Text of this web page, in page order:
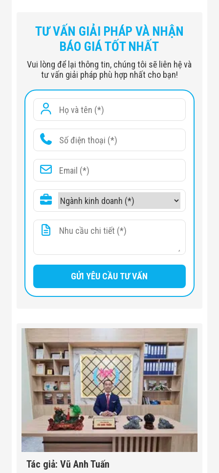
TƯ VẤN GIẢI PHÁP VÀ NHẬN
BÁO GIÁ TỐT NHẤT
Vui lòng để lại thông tin, chúng tôi sẽ liên hệ và
tư vấn giải pháp phù hợp nhất cho bạn!
Tác giả: Vũ Anh Tuấn